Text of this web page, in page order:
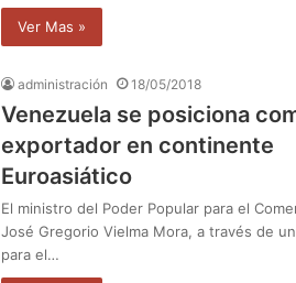
Ver Mas »
administración 18/05/2018
Venezuela se posiciona
exportador en continente
Euroasiático
El ministro del Poder Popular para el
José Gregorio Vielma Mora, a través de
para el…